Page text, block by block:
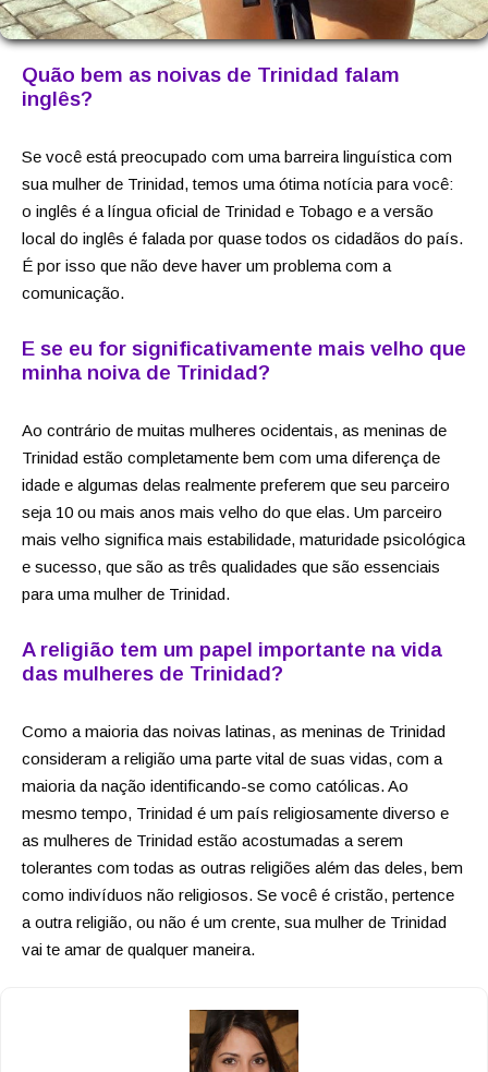
Quão bem as noivas de Trinidad falam
inglês?
Se você está preocupado com uma barreira linguística com
sua mulher de Trinidad, temos uma ótima notícia para você:
o inglês é a língua oficial de Trinidad e Tobago e a versão
local do inglês é falada por quase todos os cidadãos do país.
É por isso que não deve haver um problema com a
comunicação.
E se eu for significativamente mais velho que
minha noiva de Trinidad?
Ao contrário de muitas mulheres ocidentais, as meninas de
Trinidad estão completamente bem com uma diferença de
idade e algumas delas realmente preferem que seu parceiro
seja 10 ou mais anos mais velho do que elas. Um parceiro
mais velho significa mais estabilidade, maturidade psicológica
e sucesso, que são as três qualidades que são essenciais
para uma mulher de Trinidad.
A religião tem um papel importante na vida
das mulheres de Trinidad?
Como a maioria das noivas latinas, as meninas de Trinidad
consideram a religião uma parte vital de suas vidas, com a
maioria da nação identificando-se como católicas. Ao
mesmo tempo, Trinidad é um país religiosamente diverso e
as mulheres de Trinidad estão acostumadas a serem
tolerantes com todas as outras religiões além das deles, bem
como indivíduos não religiosos. Se você é cristão, pertence
a outra religião, ou não é um crente, sua mulher de Trinidad
vai te amar de qualquer maneira.